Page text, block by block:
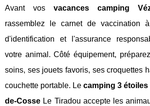
Avant vos vacances camping
rassemblez le carnet de vaccination
d'identification et l'assurance
votre animal. Côté équipement,
soins, ses jouets favoris, ses croquettes
couchette portable. Lecamping 3
de-Cosse Le Tiradou accepte les